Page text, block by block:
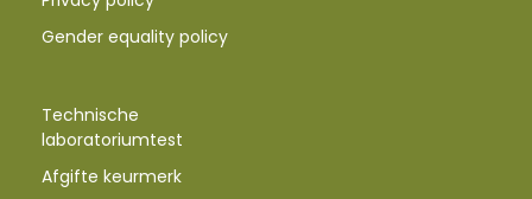
Gender equality policy
Technische
laboratoriumtest
Afgifte keurmerk